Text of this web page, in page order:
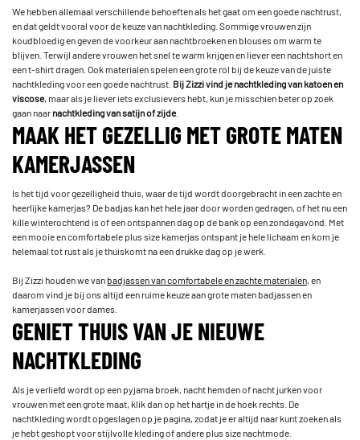
We hebben allemaal verschillende behoeften als het gaat om een goede nachtrust,
en dat geldt vooral voor de keuze van nachtkleding. Sommige vrouwen zijn
koudbloedig en geven de voorkeur aan nachtbroeken en blouses om warm te
blijven. Terwijl andere vrouwen het snel te warm krijgen en liever een nachtshort en
een t-shirt dragen. Ook materialen spelen een grote rol bij de keuze van de juiste
nachtkleding voor een goede nachtrust. Bij Zizzi vind je nachtkleding van katoen en
viscose, maar als je liever iets exclusievers hebt, kun je misschien beter op zoek
gaan naarnachtkleding van satijn of zijde.
MAAK HET GEZELLIG MET GROTE MATEN
KAMERJASSEN
Is het tijd voor gezelligheid thuis, waar de tijd wordt doorgebracht in een zachte en
heerlijke kamerjas? De badjas kan het hele jaar door worden gedragen, of het nu een
kille winterochtend is of een ontspannen dag op de bank op een zondagavond. Met
een mooie en comfortabele plus size kamerjas ontspant je hele lichaam en kom je
helemaal tot rust als je thuiskomt na een drukke dag op je werk.
Bij Zizzi houden we vanbadjassen van comfortabele en zachte materialen, en
daarom vind je bij ons altijd een ruime keuze aan grote maten badjassen en
kamerjassen voor dames.
GENIET THUIS VAN JE NIEUWE
NACHTKLEDING
Als je verliefd wordt op een pyjama broek, nacht hemden of nacht jurken voor
vrouwen met een grote maat, klik dan op het hartje in de hoek rechts. De
nachtkleding wordt opgeslagen op je pagina, zodat je er altijd naar kunt zoeken als
je hebt geshopt voor stijlvolle kleding of andere plus size nachtmode.